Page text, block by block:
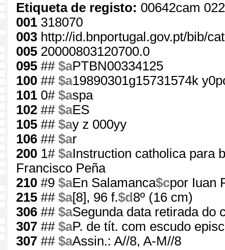
Etiqueta de registo: 00642cam
001 318070
003 http://id.bnportugal.gov.pt/bib/
005 20000803120700.0
095 ## $aPTBN00334125
100 ## $a19890301g15731574k
101 0# $aspa
102 ## $aES
105 ## $ay z 000yy
106 ## $ar
200 1# $aInstruction catholica para
Francisco Peña
210 #9 $aEn Salamanca$cpor Iuan
215 ## $a[8], 96 f.$d 8º (16 cm)
306 ## $aSegunda data retirada do
307 ## $aP. de tít. com escudo
307 ## $aAssin.: A//8, A-M//8